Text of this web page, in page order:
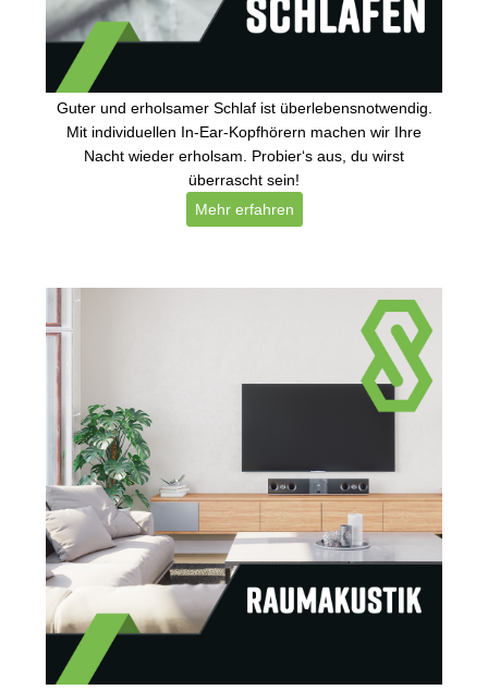
Guter und erholsamer Schlaf ist überlebensnotwendig.
Mit individuellen In-Ear-Kopfhörern machen wir Ihre
Nacht wieder erholsam. Probier‘s aus, du wirst
überrascht sein!
Mehr erfahren